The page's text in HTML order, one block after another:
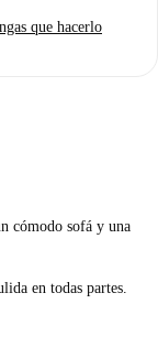
esta
de Emilio
rica oferta cultural
que hacerlo
cómodo sofá y una
en todas partes.